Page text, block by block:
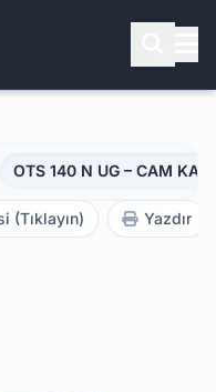
OTS 140 N UG – CAM
(Tıklayın) Yazdır